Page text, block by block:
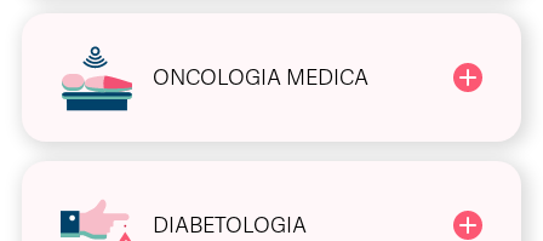
ONCOLOGIA MEDICA
DIABETOLOGIA